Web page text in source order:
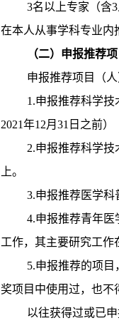
3名以上专家（含
在本人从事学科专业内
（二）申报推荐
申报推荐项目（
1.申报推荐科学
2021年12月31日之前）
2.申报推荐科学
上。
3.申报推荐医学科
4.申报推荐青年医
工作，其主要研究工作
5.申报推荐的项
奖项目中使用过，也不
以往获得过或已